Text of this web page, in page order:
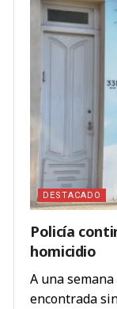
DESTACADO
Policía
homicidio
A una
encontrada